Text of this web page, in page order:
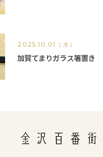
2025.10.01 （水）
加賀てまりガラス箸置き